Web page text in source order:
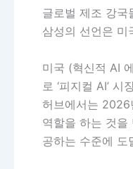
글로벌 제조 강국
삼성의 선언은 미
미국 (혁신적 AI
로 ‘피지컬 AI’
허브에서는 2026
역할을 하는 것을
공하는 수준에 도